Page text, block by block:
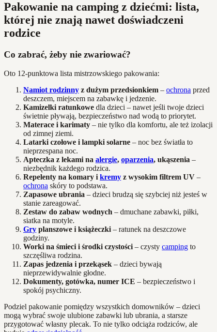
Pakowanie na camping z dziećmi: lista,
której nie znają nawet doświadczeni
rodzice
Co zabrać, żeby nie zwariować?
Oto 12-punktowa lista mistrzowskiego pakowania:
Namiot rodzinny z dużym przedsionkiem – ochrona przed
deszczem, miejscem na zabawkę i jedzenie.
Kamizelki ratunkowe dla dzieci – nawet jeśli twoje dzieci
świetnie pływają, bezpieczeństwo nad wodą to priorytet.
Materace i karimaty – nie tylko dla komfortu, ale też izolacji
od zimnej ziemi.
Latarki czołowe i lampki solarne – noc bez światła to
nieprzespana noc.
Apteczka z lekami na alergie, oparzenia, ukąszenia –
niezbędnik każdego rodzica.
Repelenty na komary i kremy z wysokim filtrem UV –
ochrona skóry to podstawa.
Zapasowe ubrania – dzieci brudzą się szybciej niż jesteś w
stanie zareagować.
Zestaw do zabaw wodnych – dmuchane zabawki, piłki,
siatka na motyle.
Gry planszowe i książeczki – ratunek na deszczowe
godziny.
Worki na śmieci i środki czystości – czysty camping to
szczęśliwa rodzina.
Zapas jedzenia i przekąsek – dzieci bywają
nieprzewidywalnie głodne.
Dokumenty, gotówka, numer ICE – bezpieczeństwo i
spokój psychiczny.
Podziel pakowanie pomiędzy wszystkich domowników – dzieci
mogą wybrać swoje ulubione zabawki lub ubrania, a starsze
przygotować własny plecak. To nie tylko odciąża rodziców, ale